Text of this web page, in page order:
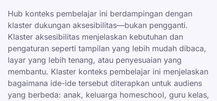
Hub konteks pembelajar ini berdampingan dengan
klaster dukungan aksesibilitas—bukan pengganti.
Klaster aksesibilitas menjelaskan kebutuhan dan
pengaturan seperti tampilan yang lebih mudah dibaca,
layar yang lebih tenang, atau penyesuaian yang
membantu. Klaster konteks pembelajar ini menjelaskan
bagaimana ide-ide tersebut diterapkan untuk audiens
yang berbeda: anak, keluarga homeschool, guru kelas,